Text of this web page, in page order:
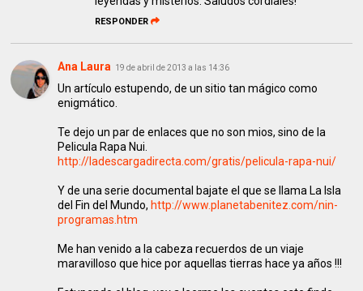
RESPONDER
Ana Laura 19 de abril de 2013 a las 14:36
Un artículo estupendo, de un sitio tan mágico como
enigmático.
Te dejo un par de enlaces que no son mios, sino de la
Pelicula Rapa Nui.
http://ladescargadirecta.com/gratis/pelicula-rapa-nui/
Y de una serie documental bajate el que se llama La Isla
del Fin del Mundo, http://www.planetabenitez.com/nin-
programas.htm
Me han venido a la cabeza recuerdos de un viaje
maravilloso que hice por aquellas tierras hace ya años !!!